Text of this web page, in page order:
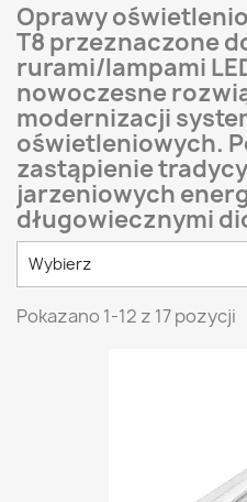
Oprawy
T8 przeznaczone
rurami/lampami
nowoczesne
modernizacji
oświetleniowych.
zastąpienie
jarzeniowych
długowiecznymi
Wybierz
Pokazano 1-12 z 17 pozycji